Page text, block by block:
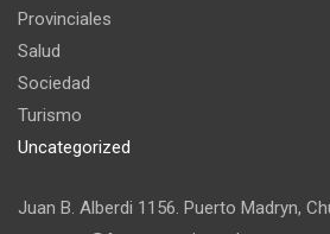
Provinciales
Salud
Sociedad
Turismo
Uncategorized
Juan B. Alberdi 1156. Puerto Madryn,